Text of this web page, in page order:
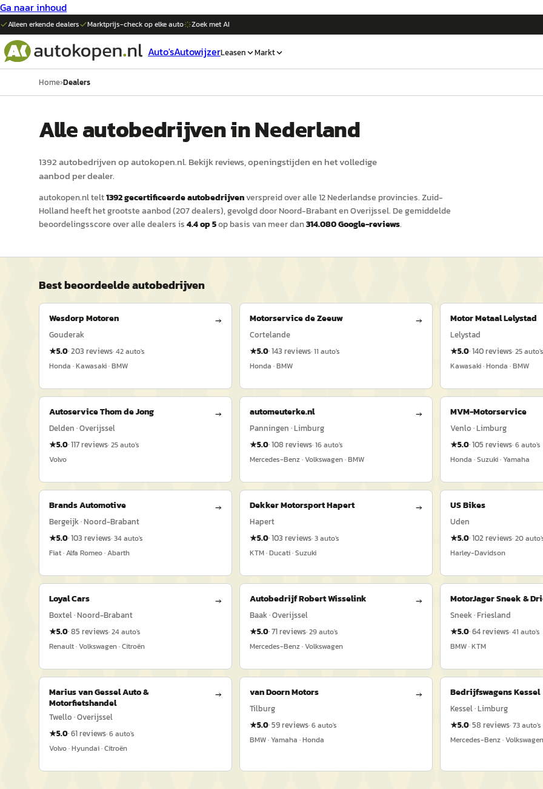
Ga naar inhoud
Alleen erkende dealers Marktprijs-check op elkeauto Zoek met AI
Auto'sAutowijzerLeasen Markt
Home›Dealers
Alle autobedrijven in Nederland
1392autobedrijven opautokopen.nl. Bekijk reviews, openingstijden en het volledige
aanbod per dealer.
autokopen.nltelt1392gecertificeerdeautobedrijvenverspreid over alle 12 Nederlandse provincies.Zuid-
Hollandheeft het grootste aanbod (207dealers), gevolgd door Noord-Brabanten Overijssel. De gemiddelde
beoordelingsscore over alle dealers is4.4op 5op basis van meer dan314.080Google-reviews.
Best beoordeeldeautobedrijven
Wesdorp Motoren →
Gouderak
★5.0·203 reviews·42auto's
Honda · Kawasaki · BMW
Motorservice de Zeeuw →
Cortelande
★5.0·143 reviews·11 auto's
Honda · BMW
Motor Metaal Lelystad
Lelystad
★5.0·140reviews·25auto's
Kawasaki · Honda · BMW
Autoservice Thom de Jong →
Delden · Overijssel
★5.0·117reviews·25auto's
Volvo
automeuterke.nl →
Panningen · Limburg
★5.0·108 reviews·16auto's
Mercedes-Benz · Volkswagen · BMW
MVM-Motorservice
Venlo · Limburg
★5.0·105 reviews·6auto's
Honda · Suzuki · Yamaha
Brands Automotive →
Bergeijk · Noord-Brabant
★5.0·103 reviews·34auto's
Fiat · Alfa Romeo · Abarth
Dekker Motorsport Hapert →
Hapert
★5.0·103 reviews·3auto's
KTM · Ducati · Suzuki
US Bikes
Uden
★5.0·102 reviews·20
Harley-Davidson
Loyal Cars →
Boxtel · Noord-Brabant
★5.0·85 reviews·24auto's
Renault · Volkswagen · Citroën
Autobedrijf Robert Wisselink →
Baak · Overijssel
★5.0·71reviews·29auto's
Mercedes-Benz · Volkswagen
MotorJager Sneek &
Sneek · Friesland
★5.0·64reviews·41 auto's
BMW · KTM
Marius van Gessel Auto &
Motorfietshandel
→
Twello · Overijssel
★5.0·61reviews·6auto's
Volvo · Hyundai · Citroën
van Doorn Motors →
Tilburg
★5.0·59reviews·6auto's
BMW · Yamaha · Honda
Bedrijfswagens Kessel
Kessel · Limburg
★5.0·58 reviews·73auto's
Mercedes-Benz · Volkswagen